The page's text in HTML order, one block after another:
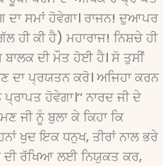
ਦਾ ਸਮਾਂ ਹੋਵੇਗਾ। ਰਾਜਨ! ਦੁਆਪਰ
ਹੀ ਕੀ ਹੈ) ਮਹਾਰਾਜ! ਨਿਸ਼ਚੇ ਹੀ
ਬਾਲਕ ਦੀ ਮੌਤ ਹੋਈ ਹੈ। ਸੋ ਤੁਸੀਂ
ਪ੍ਰਯਤਨ ਕਰੋ। ਅਜਿਹਾ ਕਰਨ
ਹੋਵੇਗਾ।’’ ਨਾਰਦ ਜੀ ਦੇ
ਜੀ ਨੂੰ ਬੁਲਾ ਕੇ ਕਿਹਾ ਕਿ
ਖੁਦ ਇਕ ਧਨੁਖ, ਤੀਰਾਂ ਨਾਲ ਭਰੇ
ਰੱਖਿਆ ਲਈ ਨਿਯੁਕਤ ਕਰ,